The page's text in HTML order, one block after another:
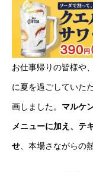
お仕事帰りの皆様や
に夏を過ごしていた
画しました。 マルケ
メニューに加え、テ
せ 、本場さながらの